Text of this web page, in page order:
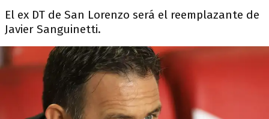
El ex DT de San Lorenzo será el reemplazante de
Javier Sanguinetti.